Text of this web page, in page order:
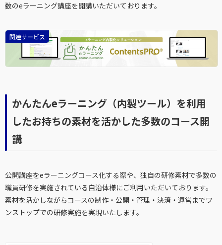
数のeラーニング講座を開講いただいております。
関連サービス
かんたんeラーニング（内製ツール）を利用
したお持ちの素材を活かした多数のコース開
講
公開講座をeラーニングコース化する際や、独自の研修素材で多数の
職員研修を実施されている自治体様にご利用いただいております。
素材を活かしながらコースの制作・公開・管理・決済・運営までワ
ンストップでの研修実施を実現いたします。